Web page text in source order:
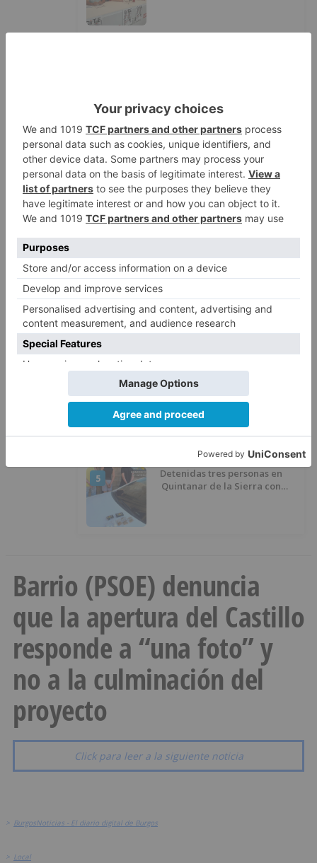
LO ÚLTIMO
1
Felix Gall asalta el liderato con
una exhibición en El Escudo
refuerzo del Burgos CF para la
temporada 2026/27
3
El Burgos CF anuncia que Álex
Lizancos ha sido operado con
4
Detienen a un joven de 27 años
por el robo de cableado y por
atentado contra los agentes
5
Detenidas tres personas en
Quintanar de la Sierra con
Barrio (PSOE) denuncia
que la apertura del Castillo
responde a “una foto” y
no a la culminación del
proyecto
Click para leer a la siguiente noticia
> BurgosNoticias - El diario digital de Burgos
> Local